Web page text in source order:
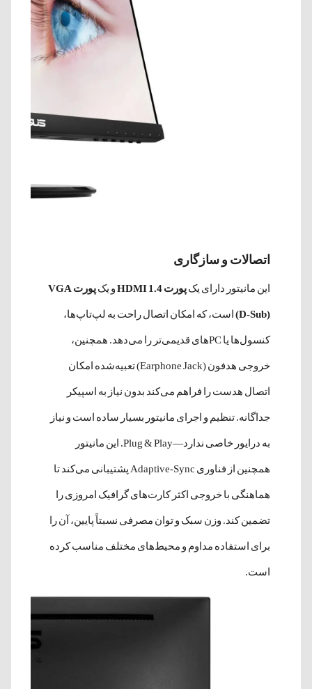
اتصالات و سازگاری
این مانیتور دارای یکپورت HDMI 1.4 و یک پورت VGA
(D-Sub) است، که امکان اتصال راحت به لپ‌تاپ‌ها،
کنسول‌ها یا PC‌های قدیمی‌تر را می‌دهد. همچنین،
خروجی هدفون (Earphone Jack) تعبیه‌شده امکان
اتصال هدست را فراهم می‌کند بدون نیاز به اسپیکر
جداگانه. تنظیم و اجرای مانیتور بسیار ساده است و نیاز
به درایور خاصی ندارد—Plug & Play. این مانیتور
همچنین از فناوری Adaptive-Sync پشتیبانی می‌کند تا
هماهنگی با خروجی اکثر کارت‌های گرافیک امروزی را
تضمین کند. وزن سبک و توان مصرفی نسبتاً پایین، آن را
برای استفاده مداوم و محیط‌های مختلف مناسب کرده
است.